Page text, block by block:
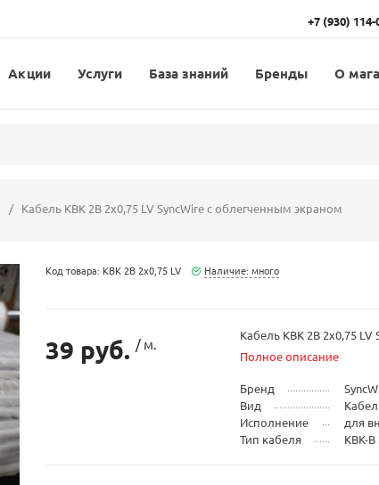
+7 (930) 114-
Акции Услуги База знаний Бренды О
Кабель КВК 2В 2х0,75 LV SyncWire с облегченным экраном
Код товара: КВК 2В 2х0,75 LV Наличие: много
39 руб. / м.
Кабель КВК 2В 2х0,75
Полное описание
Бренд
Вид
Исполнение
для
Тип кабеля
КВК-В